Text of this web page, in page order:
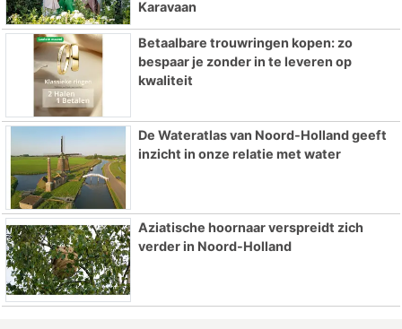
Karavaan
Betaalbare trouwringen kopen: zo
bespaar je zonder in te leveren op
kwaliteit
De Wateratlas van Noord-Holland geeft
inzicht in onze relatie met water
Aziatische hoornaar verspreidt zich
verder in Noord-Holland